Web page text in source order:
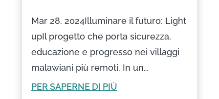
Mar 28, 2024Illuminare il futuro: Light
upIl progetto che porta sicurezza,
educazione e progresso nei villaggi
malawiani più remoti. In un…
PER SAPERNE DI PIÙ